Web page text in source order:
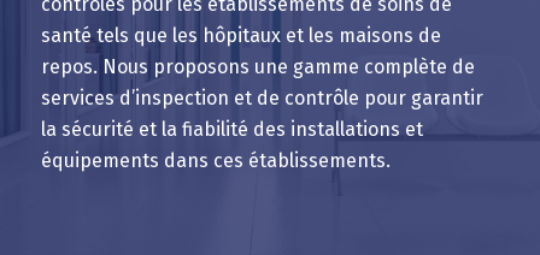
santé tels que les hôpitaux et les maisons de
repos. Nous proposons une gamme complète de
services d’inspection et de contrôle pour garantir
la sécurité et la fiabilité des installations et
équipements dans ces établissements.